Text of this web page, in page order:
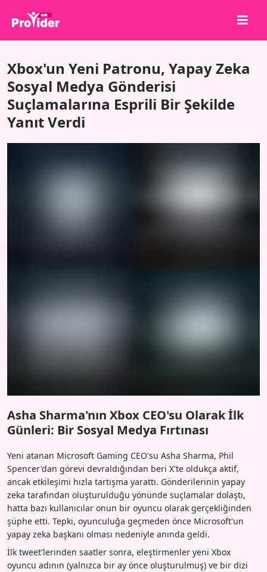
Hakkımızda
Giriş Yap
Kayıt Ol
Hizmetler
Xbox'un Yeni Patronu, Yapay Zeka
Sosyal Medya Gönderisi
Suçlamalarına Esprili Bir Şekilde
Yanıt Verdi
Asha Sharma'nın Xbox CEO'su Olarak İlk
Günleri: Bir Sosyal Medya Fırtınası
Yeni atanan Microsoft Gaming CEO'su Asha Sharma, Phil
Spencer'dan görevi devraldığından beri X'te oldukça aktif,
ancak etkileşimi hızla tartışma yarattı. Gönderilerinin yapay
zeka tarafından oluşturulduğu yönünde suçlamalar dolaştı,
hatta bazı kullanıcılar onun bir oyuncu olarak gerçekliğinden
şüphe etti. Tepki, oyunculuğa geçmeden önce Microsoft'un
yapay zeka başkanı olması nedeniyle anında geldi.
İlk tweet'lerinden saatler sonra, eleştirmenler yeni Xbox
oyuncu adının (yalnızca bir ay önce oluşturulmuş) ve bir dizi